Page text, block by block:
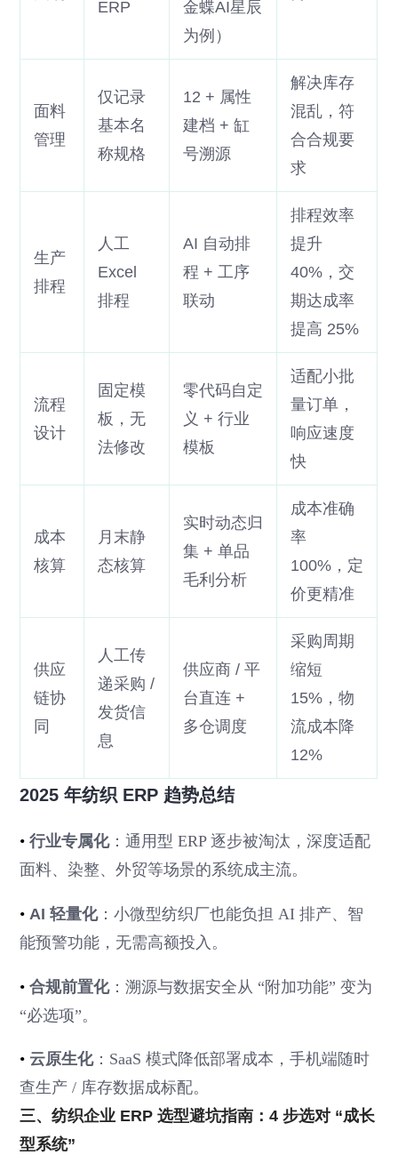
ERP
金蝶AI星辰
为例）
面料
管理
仅记录
基本名
称规格
12 + 属性
建档 + 缸
号溯源
解决库存
混乱，符
合合规要
求
生产
排程
人工
Excel
排程
AI 自动排
程 + 工序
联动
排程效率
提升
40%，交
期达成率
提高 25%
流程
设计
固定模
板，无
法修改
零代码自定
义 + 行业
模板
适配小批
量订单，
响应速度
快
成本
核算
月末静
态核算
实时动态归
集 + 单品
毛利分析
成本准确
率
100%，定
价更精准
供应
链协
同
人工传
递采购 /
发货信
息
供应商 / 平
台直连 +
多仓调度
采购周期
缩短
15%，物
流成本降
12%
2025 年纺织 ERP 趋势总结
•行业专属化：通用型 ERP 逐步被淘汰，深度适配
面料、染整、外贸等场景的系统成主流。
• AI 轻量化：小微型纺织厂也能负担 AI 排产、智
能预警功能，无需高额投入。
•合规前置化：溯源与数据安全从 “附加功能” 变为
“必选项”。
• 云原生化：SaaS 模式降低部署成本，手机端随时
查生产 / 库存数据成标配。
三、纺织企业 ERP 选型避坑指南：4 步选对 “成长
型系统”